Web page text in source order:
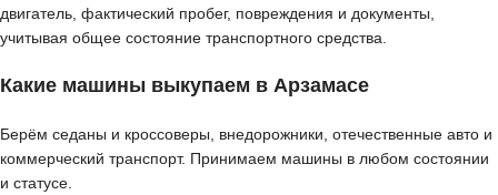
двигатель, фактический пробег, повреждения и документы,
учитывая общее состояние транспортного средства.
Какие машины выкупаем в Арзамасе
Берём седаны и кроссоверы, внедорожники, отечественные авто и
коммерческий транспорт. Принимаем машины в любом состоянии
и статусе.